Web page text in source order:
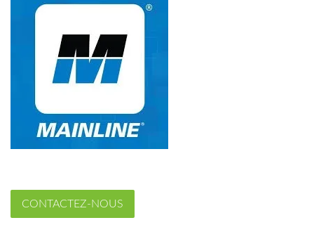
CONTACTEZ-NOUS